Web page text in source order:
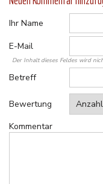
Ihr Name
E-Mail
Der Inhalt dieses Feldes wird
Betreff
Bewertung
Kommentar